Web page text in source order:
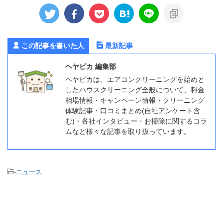
この記事を書いた人 最新記事
ヘヤピカ 編集部
ヘヤピカは、エアコンクリーニングを始めと
したハウスクリーニング全般について、料金
相場情報・キャンペーン情報・クリーニング
体験記事・口コミまとめ(自社アンケート含
む)・各社インタビュー・お掃除に関するコラ
ムなど様々な記事を取り扱っています。
-ニュース